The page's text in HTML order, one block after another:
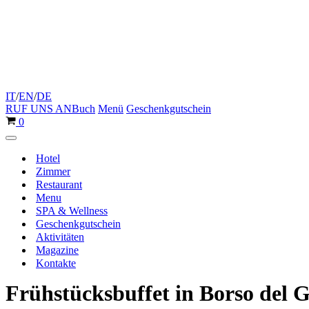
IT/EN/DE
RUF UNS ANBuch Menü Geschenkgutschein
Warenkorb
0
Navigationsmenü
Hotel
Zimmer
Restaurant
Menu
SPA & Wellness
Geschenkgutschein
Aktivitäten
Magazine
Kontakte
Frühstücksbuffet in Borso del